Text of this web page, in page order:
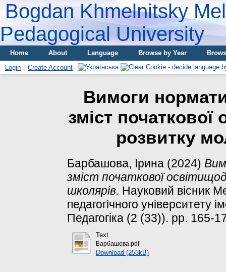
Bogdan Khmelnitsky
Pedagogical University
Home About Language Browse by Year
Login
Create Account
Вимоги
зміст
розвитку
Барбашова, Ірина (2024)
зміст початкової
школярів. Науковий вісник
педагогічного університету
Педагогіка (2 (33)). pp. 165-
Text
Барбашова.pdf
Download (253kB)